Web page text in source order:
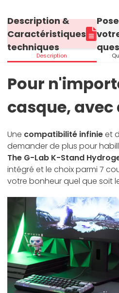
Description &
Caractéristiques
techniques
Description
Pour
casque, avec
Une compatibilité infinieet
demander de plus pour
The G-Lab K-Stand
intégré et le choix parmi 7
votre bonheur quel que soit